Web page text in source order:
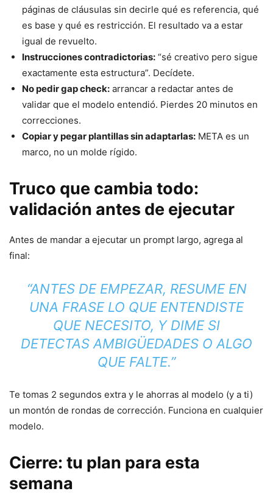
páginas de cláusulas sin decirle qué es referencia, qué
es base y qué es restricción. El resultado va a estar
igual de revuelto.
Instrucciones contradictorias: “sé creativo pero sigue
exactamente esta estructura”. Decídete.
No pedir gap check: arrancar a redactar antes de
validar que el modelo entendió. Pierdes 20 minutos en
correcciones.
Copiar y pegar plantillas sin adaptarlas: META es un
marco, no un molde rígido.
Truco que cambia todo:
validación antes de ejecutar
Antes de mandar a ejecutar un prompt largo, agrega al
final:
“ANTES DE EMPEZAR, RESUME EN
UNA FRASE LO QUE ENTENDISTE
QUE NECESITO, Y DIME SI
DETECTAS AMBIGÜEDADES O ALGO
QUE FALTE.”
Te tomas 2 segundos extra y le ahorras al modelo (y a ti)
un montón de rondas de corrección. Funciona en cualquier
modelo.
Cierre: tu plan para esta
semana